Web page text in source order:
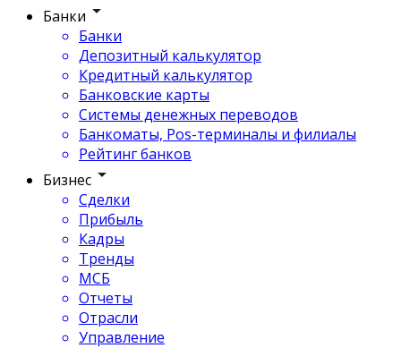
Банки
Банки
Депозитный калькулятор
Кредитный калькулятор
Банковские карты
Системы денежных переводов
Банкоматы, Pos-терминалы и филиалы
Рейтинг банков
Бизнес
Сделки
Прибыль
Кадры
Тренды
МСБ
Отчеты
Отрасли
Управление